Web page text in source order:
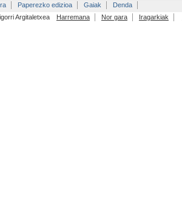
Paperezko edizioa Gaiak
Denda
Argitaletxea
Harremana Nor gara Iragarkiak